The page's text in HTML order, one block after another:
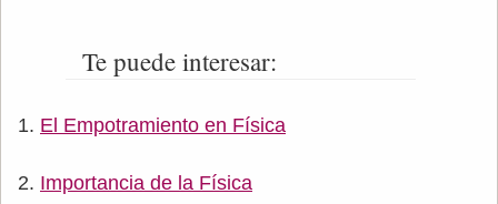
Te puede interesar:
El Empotramiento en Física
Importancia de la Física